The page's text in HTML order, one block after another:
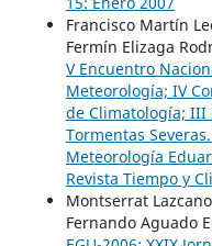
Francisco Martín
Fermín Elizaga
V Encuentro
Meteorología; IV
de Climatología; III
Tormentas
Meteorología
Revista Tiempo y
Montserrat
Fernando Aguado